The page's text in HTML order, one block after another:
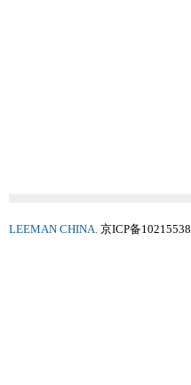
LEEMAN CHINA. 京ICP备